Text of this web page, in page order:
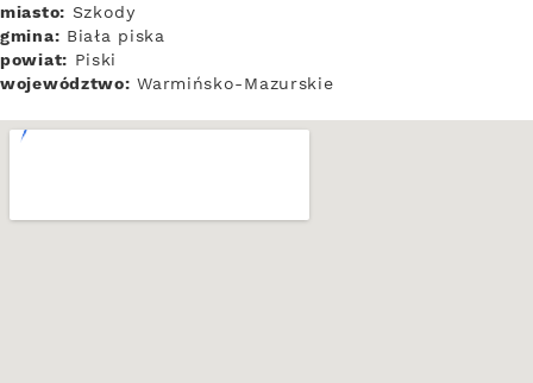
miasto: Szkody
gmina: Biała piska
powiat: Piski
województwo: Warmińsko-Mazurskie